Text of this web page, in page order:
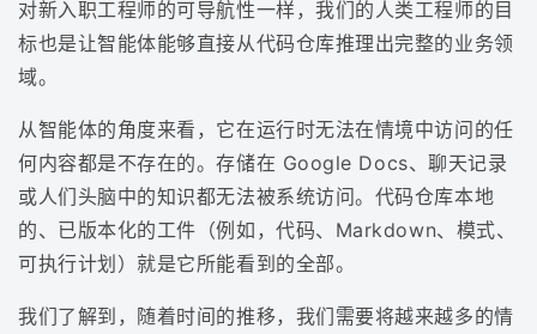
对新入职工程师的可导航性一样，我们的人类工程师的目
标也是让智能体能够直接从代码仓库推理出完整的业务领
域。
从智能体的角度来看，它在运行时无法在情境中访问的任
何内容都是不存在的。存储在 Google Docs、聊天记录
或人们头脑中的知识都无法被系统访问。代码仓库本地
的、已版本化的工件（例如，代码、Markdown、模式、
可执行计划）就是它所能看到的全部。
我们了解到，随着时间的推移，我们需要将越来越多的情